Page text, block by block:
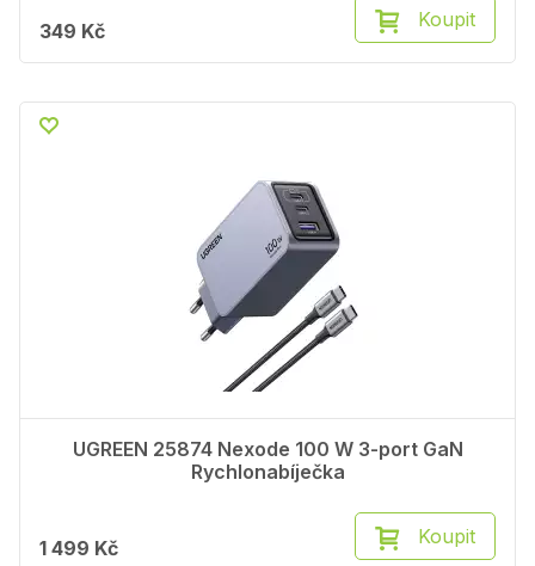
349 Kč Koupit
UGREEN 25874 Nexode 100 W 3-port GaN
Rychlonabíječka
1 499 Kč Koupit